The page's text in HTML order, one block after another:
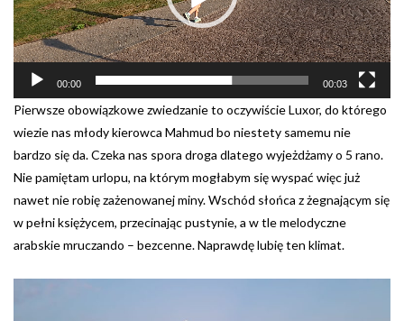
00:00 00:03
Pierwsze obowiązkowe zwiedzanie to oczywiście Luxor, do którego
wiezie nas młody kierowca Mahmud bo niestety samemu nie
bardzo się da. Czeka nas spora droga dlatego wyjeżdżamy o 5 rano.
Nie pamiętam urlopu, na którym mogłabym się wyspać więc już
nawet nie robię zażenowanej miny. Wschód słońca z żegnającym się
w pełni księżycem, przecinając pustynie, a w tle melodyczne
arabskie mruczando – bezcenne. Naprawdę lubię ten klimat.